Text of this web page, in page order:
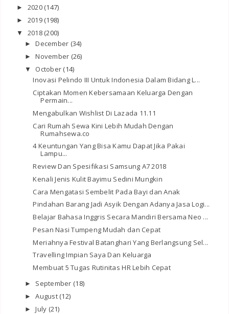
► 2020 (147)
► 2019 (198)
▼ 2018 (200)
►December (34)
►November (26)
▼ October (14)
Inovasi Pelindo III Untuk Indonesia Dalam Bidang L...
Ciptakan Momen Kebersamaan Keluarga Dengan
Permain...
Mengabulkan Wishlist Di Lazada 11.11
Cari Rumah Sewa Kini Lebih Mudah Dengan
Rumahsewa.co
4 Keuntungan Yang Bisa Kamu Dapat Jika Pakai
Lampu...
Review Dan Spesifikasi Samsung A7 2018
Kenali Jenis Kulit Bayimu Sedini Mungkin
Cara Mengatasi Sembelit Pada Bayi dan Anak
Pindahan Barang Jadi Asyik Dengan Adanya Jasa Logi...
Belajar Bahasa Inggris Secara Mandiri Bersama Neo ...
Pesan Nasi Tumpeng Mudah dan Cepat
Meriahnya Festival Batanghari Yang Berlangsung Sel...
Travelling Impian Saya Dan Keluarga
Membuat 5 Tugas Rutinitas HR Lebih Cepat
► September (18)
►August (12)
►July (21)